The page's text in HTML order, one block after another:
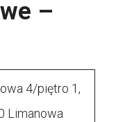
–
4/piętro 1,
Limanowa